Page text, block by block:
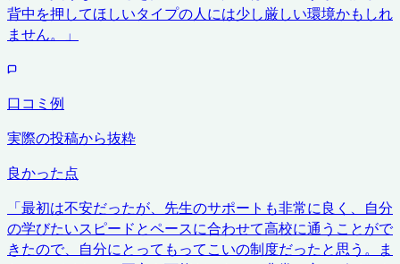
背中を押してほしいタイプの人には少し厳しい環境かもしれ
ません。
」
口コミ例
実際の投稿から抜粋
良かった点
「最初は不安だったが、先生のサポートも非常に良く、自分
の学びたいスピードとペースに合わせて高校に通うことがで
きたので、自分にとってもってこいの制度だったと思う。ま